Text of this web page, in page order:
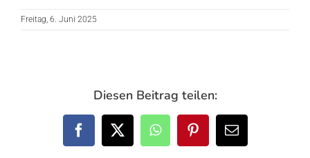
Freitag, 6. Juni 2025
Diesen Beitrag teilen:
Facebook
X WhatsAppPinterest
E-
Mail